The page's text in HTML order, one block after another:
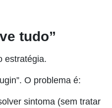
tudo”
estratégia.
O problema é:
sintoma (sem tratar